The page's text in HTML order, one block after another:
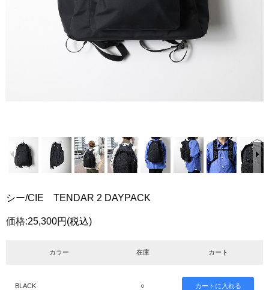
シー/CIE TENDAR 2 DAYPACK
価格:25,300円 (税込)
カラー 在庫 カート
BLACK ○